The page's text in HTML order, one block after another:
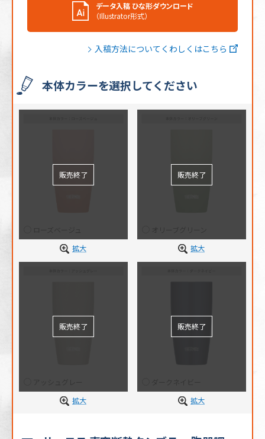
データ入稿 ひな形ダウンロード
（Illustrator形式）
入稿方法についてくわしくはこちら
本体カラーを選択してください
拡大
拡大
拡大
拡大